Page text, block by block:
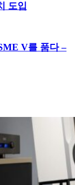
도입
V를 품다 –